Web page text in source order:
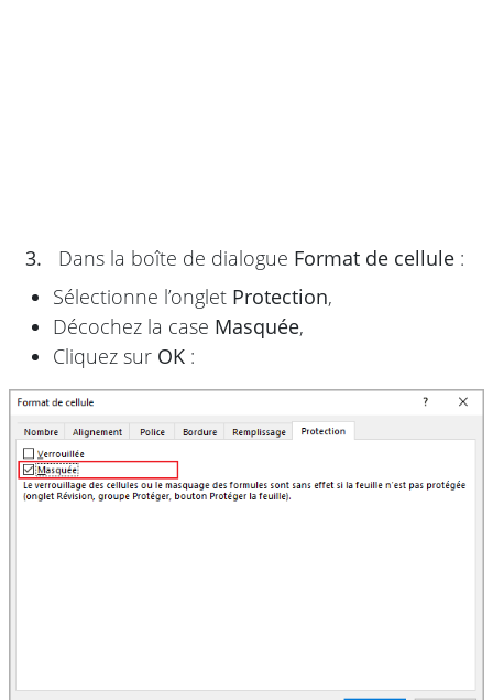
3. Dans la boîte de dialogue Format de cellule :
Sélectionne l’onglet Protection,
Décochez la case Masquée,
Cliquez sur OK :